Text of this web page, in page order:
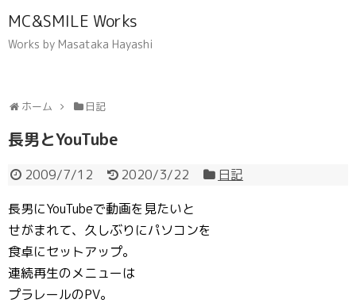
MC&SMILE Works
Works by Masataka Hayashi
ホーム 日記
長男とYouTube
2009/7/12 2020/3/22
日記
長男にYouTubeで動画を見たいと
せがまれて、久しぶりにパソコンを
食卓にセットアップ。
連続再生のメニューは
プラレールのPV。